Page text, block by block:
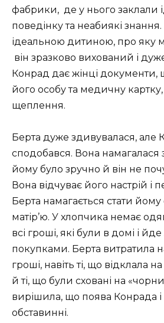
фабрики, де у нього заклали
поведінку та неабиякі
ідеальною дитиною, про яку
він зразково вихований і
Конрад дає жінці документи,
його особу та медичну картку,
щеплення.
Берта дуже здивувалася, але
сподобався. Вона намагалася
йому було зручно й він не
Вона відчуває його настрій і
Берта намагається стати
матір’ю. У хлопчика немає
всі гроші, які були в домі і йде
покупками. Берта витратила
гроші, навіть ті, що відклала
й ті, що були сховані на
вирішила, що поява Конрада і
обставинні.